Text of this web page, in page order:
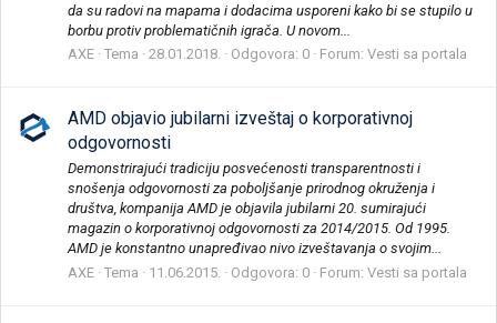
da su radovi na mapama i dodacima usporeni kako bi se stupilo u
borbu protiv problematičnih igrača. U novom...
AXE Tema 28.01.2018. Odgovora: 0 Forum: Vesti sa portala
AMD objavio jubilarni izveštaj o korporativnoj
odgovornosti
Demonstrirajući tradiciju posvećenosti transparentnosti i
snošenja odgovornosti za poboljšanje prirodnog okruženja i
društva, kompanija AMD je objavila jubilarni 20. sumirajući
magazin o korporativnoj odgovornosti za 2014/2015. Od 1995.
AMD je konstantno unapređivao nivo izveštavanja o svojim...
AXE Tema 11.06.2015. Odgovora: 0 Forum: Vesti sa portala